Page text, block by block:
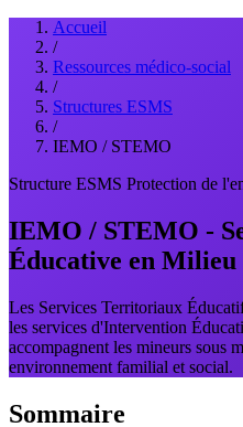
Accueil
/
Ressources médico-social
/
Structures ESMS
/
IEMO / STEMO
Structure ESMS Protection de
IEMO / STEMO -
Éducative en
Les Services Territoriaux
les services d'Intervention
accompagnent les mineurs sous
environnement familial et social.
Sommaire